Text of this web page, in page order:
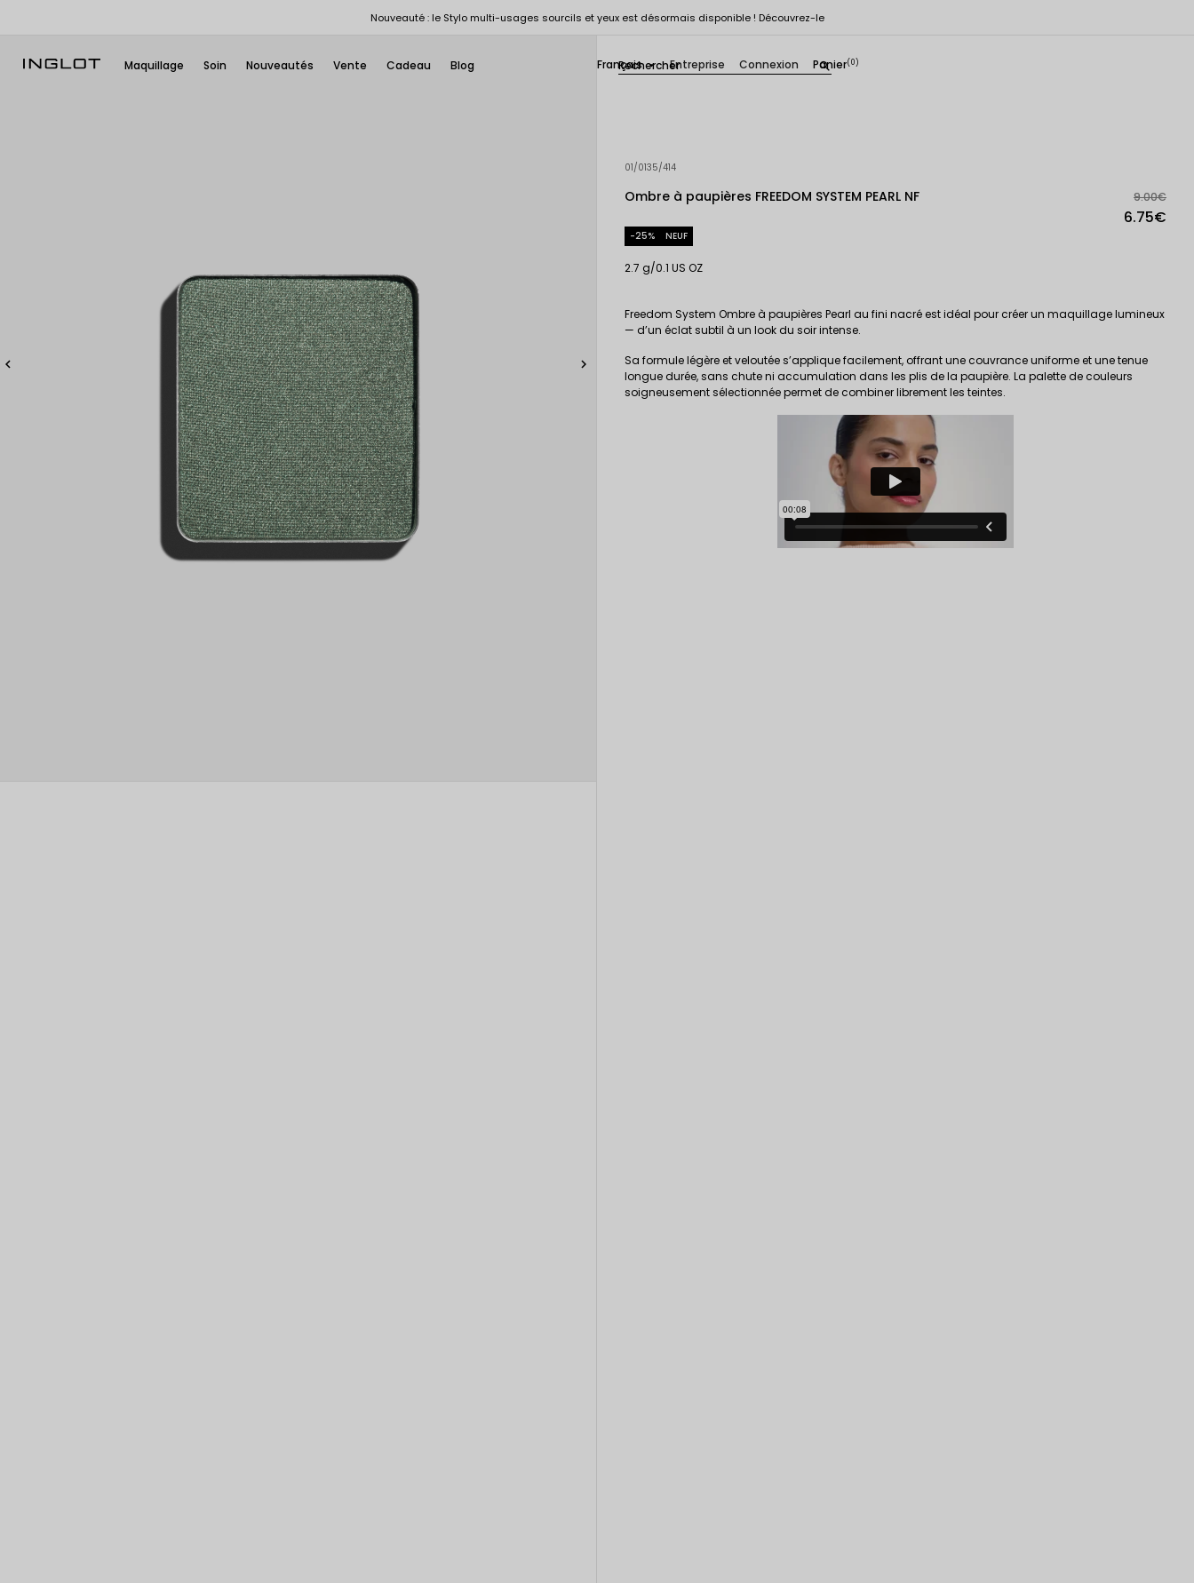
Nouveauté : le Stylo multi-usages sourcils et yeux est désormais disponible ! Découvrez-le
Maquillage Soin Nouveautés Vente Cadeau Blog search
Français  Entreprise Connexion Panier(0)
 
01/0135/414
Ombre à paupières FREEDOM SYSTEM PEARL NF 9.00€
6.75€
-25% NEUF
2.7 g/0.1 US OZ
Freedom System Ombre à paupières Pearl au fini nacré est idéal pour créer un maquillage lumineux
— d’un éclat subtil à un look du soir intense.
Sa formule légère et veloutée s’applique facilement, offrant une couvrance uniforme et une tenue
longue durée, sans chute ni accumulation dans les plis de la paupière. La palette de couleurs
soigneusement sélectionnée permet de combiner librement les teintes.